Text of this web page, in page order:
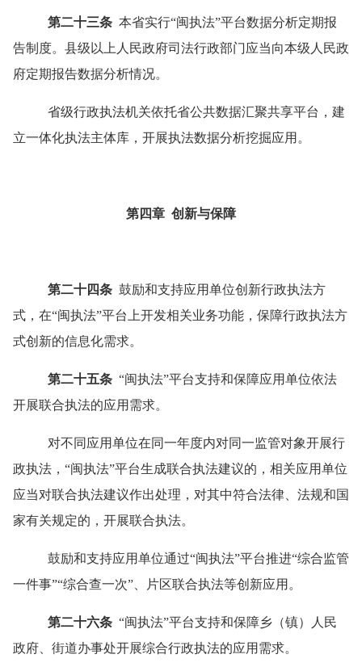
第二十三条 本省实行“闽执法”平台数据分析定期报
告制度。县级以上人民政府司法行政部门应当向本级人民政
府定期报告数据分析情况。
省级行政执法机关依托省公共数据汇聚共享平台，建
立一体化执法主体库，开展执法数据分析挖掘应用。
第四章 创新与保障
第二十四条 鼓励和支持应用单位创新行政执法方
式，在“闽执法”平台上开发相关业务功能，保障行政执法方
式创新的信息化需求。
第二十五条“闽执法”平台支持和保障应用单位依法
开展联合执法的应用需求。
对不同应用单位在同一年度内对同一监管对象开展行
政执法， “闽执法”平台生成联合执法建议的，相关应用单位
应当对联合执法建议作出处理，对其中符合法律、法规和国
家有关规定的，开展联合执法。
鼓励和支持应用单位通过“闽执法”平台推进“综合监管
一件事”“综合查一次” 、片区联合执法等创新应用。
第二十六条“闽执法”平台支持和保障乡（镇）人民
政府、街道办事处开展综合行政执法的应用需求。